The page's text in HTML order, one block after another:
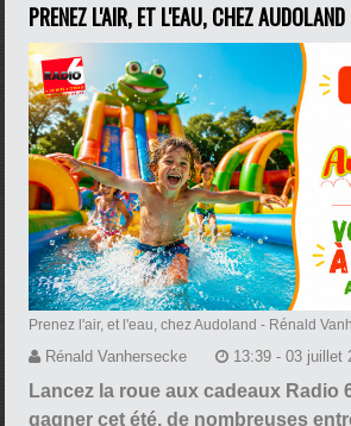
PRENEZ L'AIR, ET L'EAU, CHEZ AUDOLAND
Prenez l'air, et l'eau, chez Audoland - Rénald
Rénald Vanhersecke 13:39 - 03 juillet
Lancez la roue aux cadeaux Radio
gagner cet été, de nombreuses